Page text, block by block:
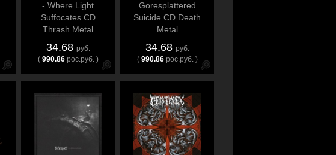
- Where Light
Suffocates CD
Thrash Metal
34.68 руб.
( 990.86 рос.руб. )
Goresplattered
Suicide CD Death
Metal
34.68 руб.
( 990.86 рос.руб. )